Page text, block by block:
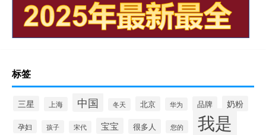
标签
三星 上海 中国 冬天 北京 华为 品牌 奶粉
孕妇 孩子 宋代 宝宝 很多人 您的 我是